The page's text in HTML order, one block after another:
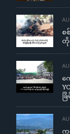
စ
တို
က
ခ
က